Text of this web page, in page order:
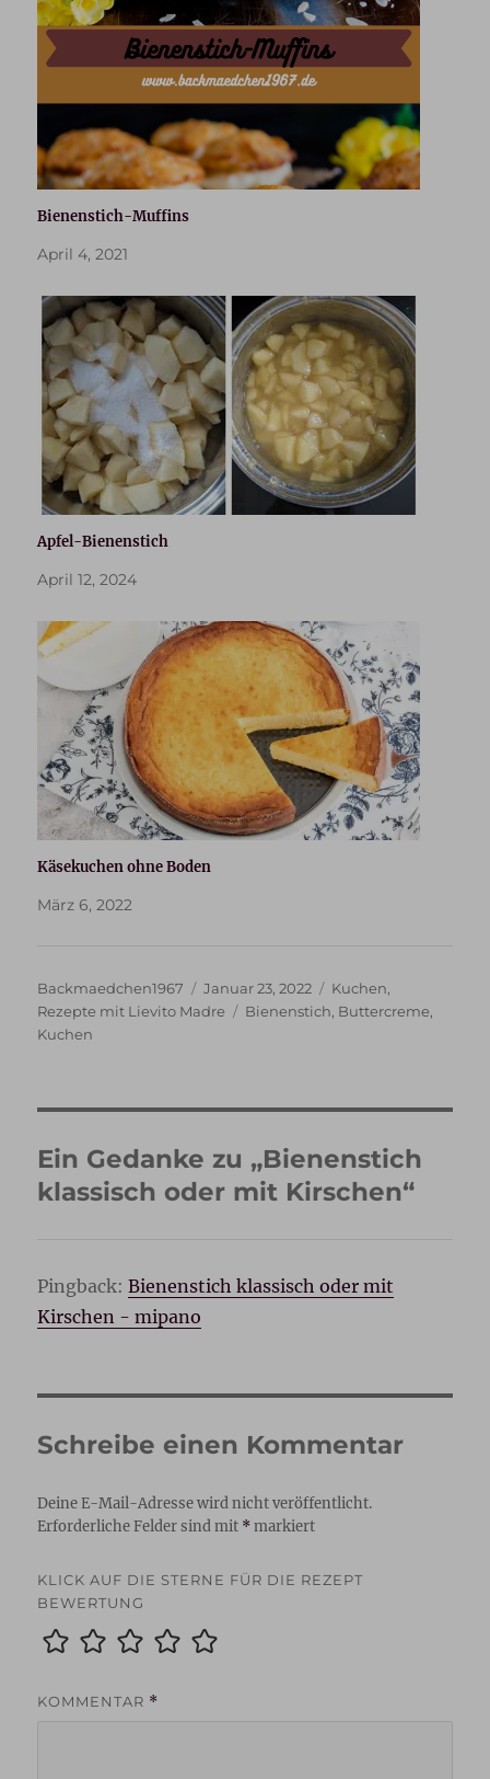
Bienenstich-Muffins
April 4, 2021
Apfel-Bienenstich
April 12, 2024
Käsekuchen ohne Boden
März 6, 2022
Autor
Backmaedchen1967
Veröffentlicht
am
Januar 23, 2022 Kategorien
Kuchen,
Rezepte mit Lievito Madre
Schlagwörter
Bienenstich, Buttercreme,
Kuchen
Ein Gedanke zu „Bienenstich
klassisch oder mit Kirschen“
Pingback:Bienenstich klassisch oder mit
Kirschen - mipano
Schreibe einen Kommentar
Deine E-Mail-Adresse wird nicht veröffentlicht.
Erforderliche Felder sind mit *markiert
KLICK AUF DIE STERNE FÜR DIE REZEPT
BEWERTUNG
KOMMENTAR *